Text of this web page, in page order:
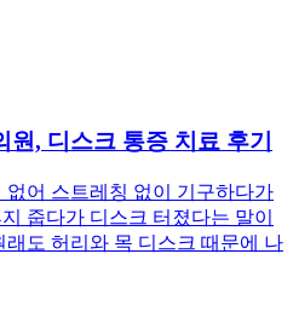
, 디스크 통증 치료 후기
없어 스트레칭 없이 기구하다가
줍다가 디스크 터졌다는 말이
도 허리와 목 디스크 때문에 나